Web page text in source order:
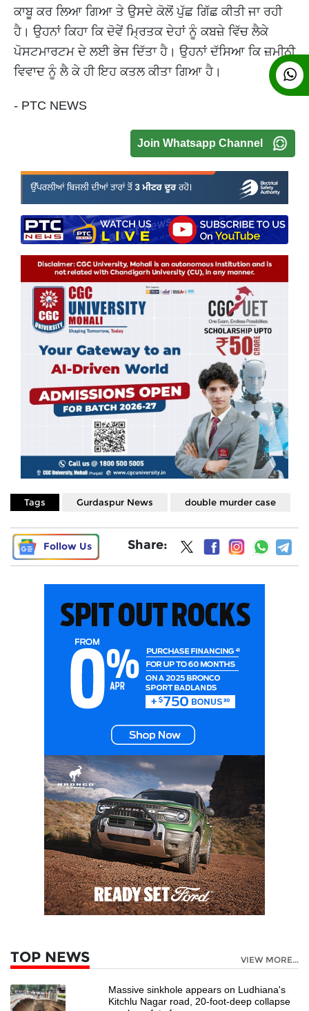
ਕਾਬੂ ਕਰ ਲਿਆ ਗਿਆ ਤੇ ਉਸਦੇ ਕੋਲੋਂ ਪੁੱਛ ਗਿੱਛ ਕੀਤੀ ਜਾ ਰਹੀ
ਹੈ। ਉਹਨਾਂ ਕਿਹਾ ਕਿ ਦੋਵੇਂ ਮ੍ਰਿਤਕ ਦੇਹਾਂ ਨੂੰ ਕਬਜ਼ੇ ਵਿੱਚ ਲੈਕੇ
ਪੋਸਟਮਾਰਟਮ ਦੇ ਲਈ ਭੇਜ ਦਿੱਤਾ ਹੈ। ਉਹਨਾਂ ਦੱਸਿਆ ਕਿ ਜ਼ਮੀਨੀ
ਵਿਵਾਦ ਨੂੰ ਲੈ ਕੇ ਹੀ ਇਹ ਕਤਲ ਕੀਤਾ ਗਿਆ ਹੈ।
- PTC NEWS
Join Whatsapp Channel
Tags Gurdaspur News double murder case
Follow Us Share:
TOP NEWS VIEW MORE...
Massive sinkhole appears on Ludhiana's
Kitchlu Nagar road, 20-foot-deep collapse